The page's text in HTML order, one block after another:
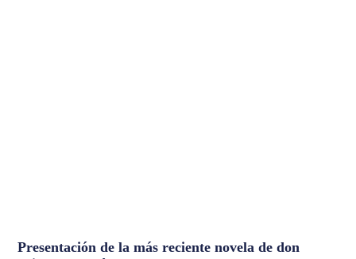
Presentación de la más reciente novela de don